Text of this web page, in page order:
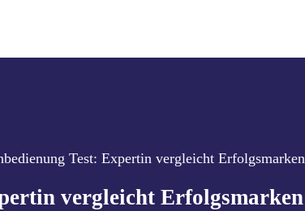
Test: Expertin vergleicht Erfolgsmarken
vergleicht Erfolgsmarken